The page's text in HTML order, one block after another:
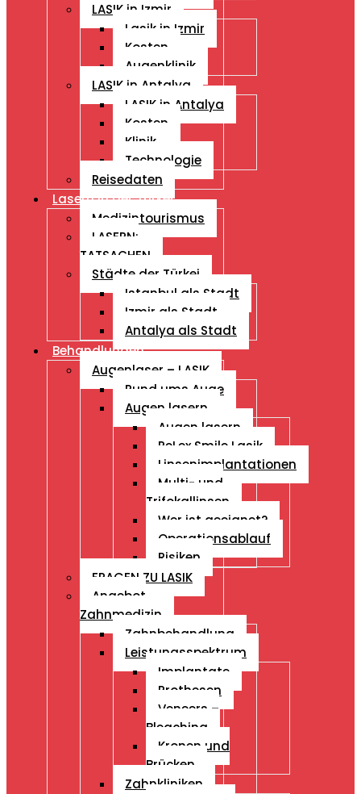
LASIK in Izmir
Lasik in Izmir
Kosten
Augenklinik
LASIK in Antalya
LASIK in Antalya
Kosten
Klinik
Technologie
Reisedaten
Lasern in der Türkei
Medizintourismus
LASERN:
TATSACHEN
Städte der Türkei
Istanbul als Stadt
Izmir als Stadt
Antalya als Stadt
Behandlungen
Augenlaser – LASIK
Rund ums Auge
Augen lasern
Augen lasern
ReLex Smile Lasik
Linsenimplantationen
Multi- und
Trifokallinsen
Wer ist geeignet?
Operationsablauf
Risiken
FRAGEN ZU LASIK
Angebot
Zahnmedizin
Zahnbehandlung
Leistungsspektrum
Implantate
Prothesen
Veneers –
Bleaching
Kronen und
Brücken
Zahnkliniken